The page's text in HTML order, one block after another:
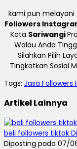
kami pun melayani
Followers
Kota Sariwangi
Walau Anda
Silahkan Pilih
Tingkatkan Sosial
Tags: Jasa Followers
Artikel Lainnya
beli followers tiktok
Diposting pada 07/